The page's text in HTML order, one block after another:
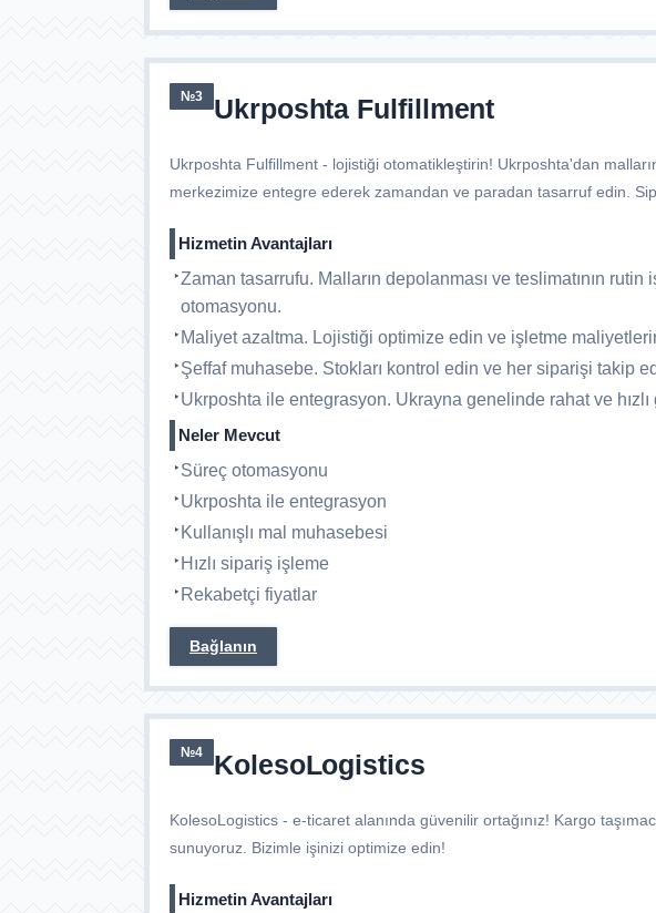
№3 Ukrposhta Fulfillment
Ukrposhta Fulfillment - lojistiği otomatikleştirin! Ukrposhta'dan
merkezimize entegre ederek zamandan ve paradan tasarruf edin.
Hizmetin Avantajları
Zaman tasarrufu. Malların depolanması ve teslimatının rutin
otomasyonu.
Maliyet azaltma. Lojistiği optimize edin ve işletme
Şeffaf muhasebe. Stokları kontrol edin ve her siparişi takip
Ukrposhta ile entegrasyon. Ukrayna genelinde rahat ve hızlı
Neler Mevcut
Süreç otomasyonu
Ukrposhta ile entegrasyon
Kullanışlı mal muhasebesi
Hızlı sipariş işleme
Rekabetçi fiyatlar
Bağlanın
№4 KolesoLogistics
KolesoLogistics - e-ticaret alanında güvenilir ortağınız! Kargo
sunuyoruz. Bizimle işinizi optimize edin!
Hizmetin Avantajları